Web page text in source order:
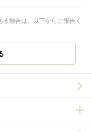
場合は、以下からご報告く